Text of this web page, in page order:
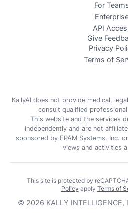
For
API
Give
Privacy
Terms of
KallyAI does not provide medical,
consult qualified
This website and the services
independently and are not
sponsored by EPAM Systems, Inc.
views and activities
This site is protected by
Policy apply Terms of
© 2026 KALLY INTELLIGENCE,